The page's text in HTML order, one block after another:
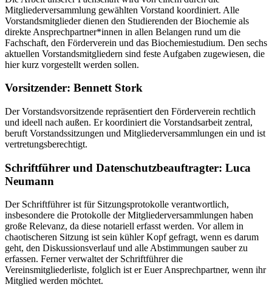
Mitgliederversammlung gewählten Vorstand koordiniert. Alle
Vorstandsmitglieder dienen den Studierenden der Biochemie als
direkte Ansprechpartner*innen in allen Belangen rund um die
Fachschaft, den Förderverein und das Biochemiestudium. Den sechs
aktuellen Vorstandsmitgliedern sind feste Aufgaben zugewiesen, die
hier kurz vorgestellt werden sollen.
Vorsitzender: Bennett Stork
Der Vorstandsvorsitzende repräsentiert den Förderverein rechtlich
und ideell nach außen. Er koordiniert die Vorstandsarbeit zentral,
beruft Vorstandssitzungen und Mitgliederversammlungen ein und ist
vertretungsberechtigt.
Schriftführer und Datenschutzbeauftragter: Luca
Neumann
Der Schriftführer ist für Sitzungsprotokolle verantwortlich,
insbesondere die Protokolle der Mitgliederversammlungen haben
große Relevanz, da diese notariell erfasst werden. Vor allem in
chaotischeren Sitzung ist sein kühler Kopf gefragt, wenn es darum
geht, den Diskussionsverlauf und alle Abstimmungen sauber zu
erfassen. Ferner verwaltet der Schriftführer die
Vereinsmitgliederliste, folglich ist er Euer Ansprechpartner, wenn ihr
Mitglied werden möchtet.